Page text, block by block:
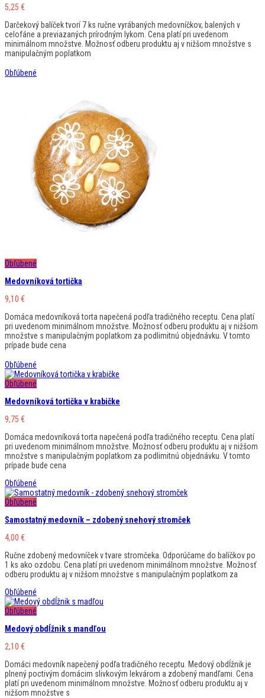
5,25 €
Darčekový balíček tvorí 7 ks ručne vyrábaných medovníčkov, balených v
celofáne a previazaných prírodným lykom. Cena platí pri uvedenom
minimálnom množstve. Možnosť odberu produktu aj v nižšom množstve s
manipulačným poplatkom
Obľúbené
Obľúbené
Medovníková tortička
9,10 €
Domáca medovníková torta napečená podľa tradičného receptu. Cena platí
pri uvedenom minimálnom množstve. Možnosť odberu produktu aj v nižšom
množstve s manipulačným poplatkom za podlimitnú objednávku. V tomto
prípade bude cena
Obľúbené
Obľúbené
Medovníková tortička v krabičke
9,75 €
Domáca medovníková torta napečená podľa tradičného receptu. Cena platí
pri uvedenom minimálnom množstve. Možnosť odberu produktu aj v nižšom
množstve s manipulačným poplatkom za podlimitnú objednávku. V tomto
prípade bude cena
Obľúbené
Obľúbené
Samostatný medovník – zdobený snehový stromček
4,00 €
Ručne zdobený medovníček v tvare stromčeka. Odporúčame do balíčkov po
1 ks ako ozdobu. Cena platí pri uvedenom minimálnom množstve. Možnosť
odberu produktu aj v nižšom množstve s manipulačným poplatkom za
Obľúbené
Obľúbené
Medový obdĺžnik s mandľou
2,10 €
Domáci medovník napečený podľa tradičného receptu. Medový obdĺžnik je
plnený poctivým domácim slivkovým lekvárom a zdobený mandľami. Cena
platí pri uvedenom minimálnom množstve. Možnosť odberu produktu aj v
nižšom množstve s